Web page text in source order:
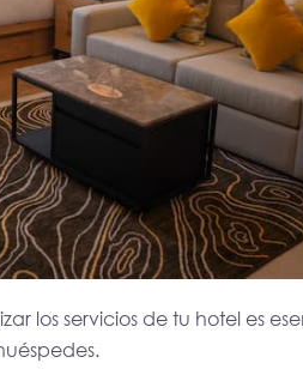
los servicios de tu hotel es